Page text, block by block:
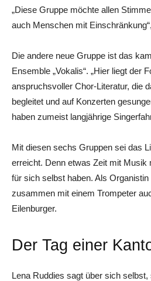
„Diese Gruppe möchte allen
auch Menschen mit
Die andere neue Gruppe ist das
Ensemble „Vokalis“. „Hier liegt der
anspruchsvoller Chor-Literatur, die
begleitet und auf Konzerten
haben zumeist langjährige
Mit diesen sechs Gruppen sei das
erreicht. Denn etwas Zeit mit Musik
für sich selbst haben. Als
zusammen mit einem Trompeter
Eilenburger.
Der Tag einer
Lena Ruddies sagt über sich